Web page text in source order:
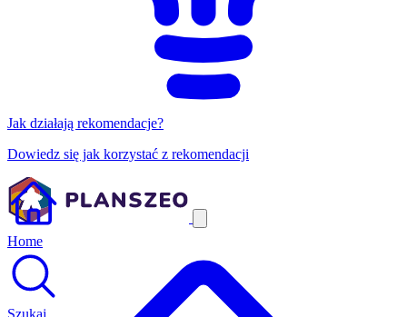
Jak działają rekomendacje?
Dowiedz się jak korzystać z rekomendacji
Home
Szukaj